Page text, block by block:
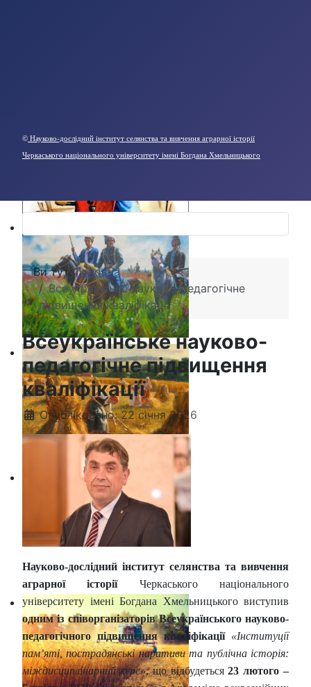
Ви тут:Головна
Всеукраїнське науково-педагогічне
підвищення кваліфікації
Всеукраїнське науково-
педагогічне підвищення
кваліфікації
Опубліковано: 22 січня 2026
Науково-дослідний інститут селянства та вивчення
аграрної історіїЧеркаського національного
університету імені Богдана Хмельницького виступив
одним із співорганізаторів Всеукраїнського науково-
педагогічного підвищення кваліфікації «Інституції
пам’яті, пострадянські наративи та публічна історія:
міждисциплінарний курс», що відбудеться23 лютого –
© Науково-дослідний інститут селянства та вивчення аграрної історії
Черкаського національного університету імені Богдана Хмельницького